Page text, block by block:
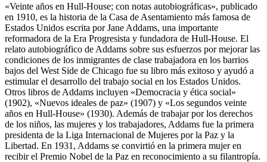
«Veinte años en Hull-House; con notas autobiográficas», publicado
en 1910, es la historia de la Casa de Asentamiento más famosa de
Estados Unidos escrita por Jane Addams, una importante
reformadora de la Era Progresista y fundadora de Hull-House. El
relato autobiográfico de Addams sobre sus esfuerzos por mejorar las
condiciones de los inmigrantes de clase trabajadora en los barrios
bajos del West Side de Chicago fue su libro más exitoso y ayudó a
estimular el desarrollo del trabajo social en los Estados Unidos.
Otros libros de Addams incluyen «Democracia y ética social»
(1902), «Nuevos ideales de paz» (1907) y «Los segundos veinte
años en Hull-House» (1930). Además de trabajar por los derechos
de los niños, las mujeres y los trabajadores, Addams fue la primera
presidenta de la Liga Internacional de Mujeres por la Paz y la
Libertad. En 1931, Addams se convirtió en la primera mujer en
recibir el Premio Nobel de la Paz en reconocimiento a su filantropía.